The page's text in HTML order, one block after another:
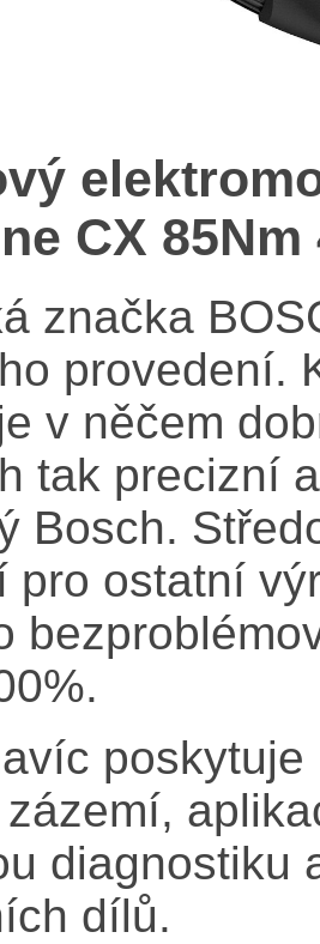
CX
značka
provedení.
v něčem
tak precizní
Bosch.
pro ostatní
diagnostiku
dílů.